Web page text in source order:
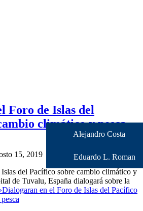
Foro de Islas del
climático y pesca
15, 2019
del Pacífico sobre cambio climático y
de Tuvalu, España dialogará sobre la
Dialogaran en el Foro de Islas del Pacífico
Alejandro Costa
Eduardo L. Roman